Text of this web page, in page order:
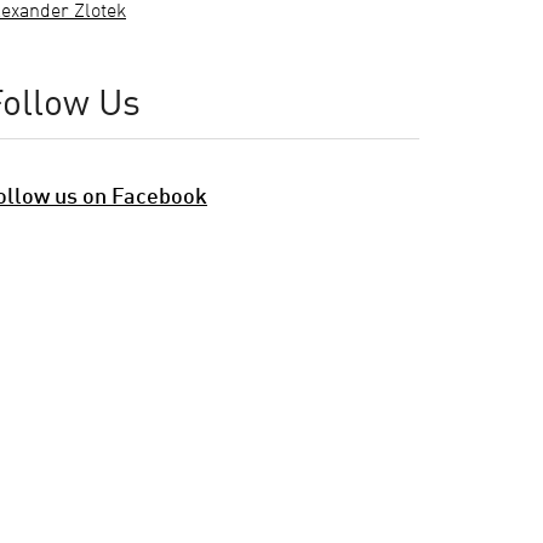
Zlotek
Us
us on Facebook